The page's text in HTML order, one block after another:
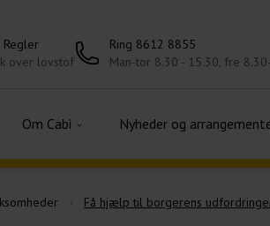
over lovstof
Ring 8612 8855
Man-tor 8.30 - 15.30, fre
Om Cabi Nyheder og
Få hjælp til borgerens